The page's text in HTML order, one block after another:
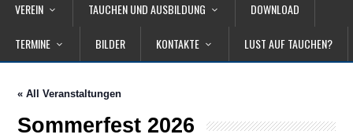
VEREIN TAUCHEN UND AUSBILDUNG DOWNLOAD
TERMINE BILDER KONTAKTE LUST AUF TAUCHEN?
« All Veranstaltungen
Sommerfest 2026